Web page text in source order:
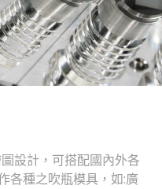
設計，可搭配國內外各
各種之吹瓶模具，如:廣